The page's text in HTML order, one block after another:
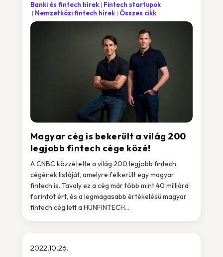
Magyar cég is bekerült a világ 200
legjobb fintech cége közé!
Banki és fintech hírek
Fintech startupok
Nemzetközi fintech hírek
Összes cikk
A CNBC közzétette a világ 200 legjobb fintech
cégének listáját, amelyre felkerült egy magyar
fintech is. Tavaly ez a cég már több mint 40 milliárd
forintot ért, és a legmagasabb értékelésű magyar
fintech cég lett a HUNFINTECH...
2022.10.26.